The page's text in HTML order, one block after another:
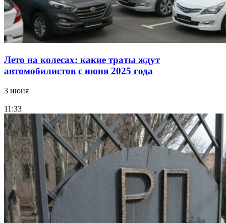
Лето на колесах: какие траты ждут
автомобилистов с июня 2025 года
3 июня
11:33